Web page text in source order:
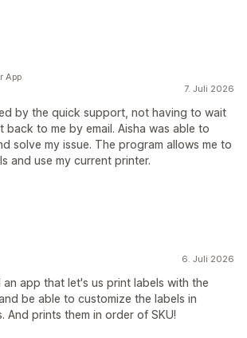
7. Juli 2026
by the quick support, not having to wait
back to me by email. Aisha was able to
solve my issue. The program allows me to
and use my current printer.
App
6. Juli 2026
app that let's us print labels with the
be able to customize the labels in
And prints them in order of SKU!